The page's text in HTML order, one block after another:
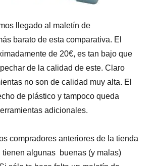
llegado al maletín de
barato de esta comparativa. El
de 20€, es tan bajo que
de la calidad de este. Claro
no son de calidad muy alta. El
de plástico y tampoco queda
adicionales.
compradores anteriores de la tienda
tienen algunas buenas (y malas)